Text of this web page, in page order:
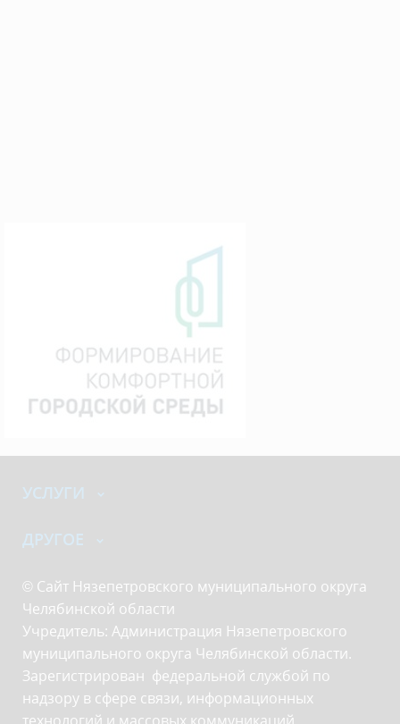
УСЛУГИ
ДРУГОЕ
© Сайт Нязепетровского муниципального округа
Челябинской области
Учредитель: Администрация Нязепетровского
муниципального округа Челябинской области.
Зарегистрирован федеральной службой по
надзору в сфере связи, информационных